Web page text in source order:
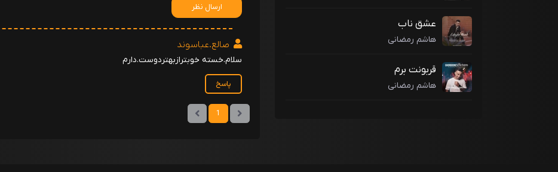
عشق ناب
هاشم رمضانی
قربونت برم
هاشم رمضانی
ارسال نظر
صالع.عباسوند
سلام.خسته خوبترازبهتردوست.دارم
پاسخ
1